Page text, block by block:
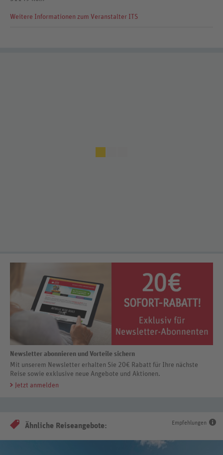
Weitere Informationen zum Veranstalter ITS
Newsletter abonnieren und Vorteile sichern
Mit unserem Newsletter erhalten Sie 20€ Rabatt für Ihre nächste
Reise sowie exklusive neue Angebote und Aktionen.
Jetzt anmelden
Empfehlungen
Ähnliche Reiseangebote: